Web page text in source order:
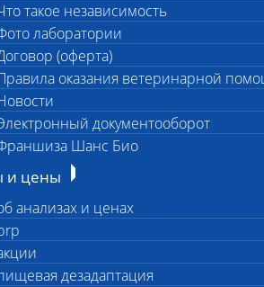
260
сайта
такое независимость
лаборатории
(оферта)
оказания ветеринарной
документооборот
Шанс Био
и цены
анализах и ценах
дезадаптация
вскрытие экзотических животных и птиц
вскрытие
животных и
кг с утил.)